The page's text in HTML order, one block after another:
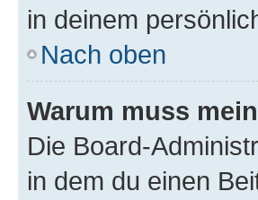
in deinem
Nach oben
Warum muss
Die Board-
in dem du einen